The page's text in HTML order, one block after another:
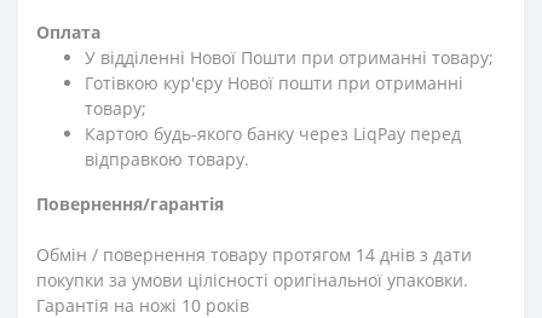
Оплата
У відділенні Нової Пошти при отриманні товару;
Готівкою кур'єру Нової пошти при отриманні
товару;
Картою будь-якого банку через LiqPay перед
відправкою товару.
Повернення/гарантія
Обмін / повернення товару протягом 14 днів з дати
покупки за умови цілісності оригінальної упаковки.
Гарантія на ножі 10 років